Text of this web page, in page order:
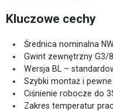
Kluczowe cechy
Średnica nominalna
Gwint zewnętrzny G3/
Wersja BL –
Szybki montaż i pewne
Ciśnienie robocze do
Zakres temperatur